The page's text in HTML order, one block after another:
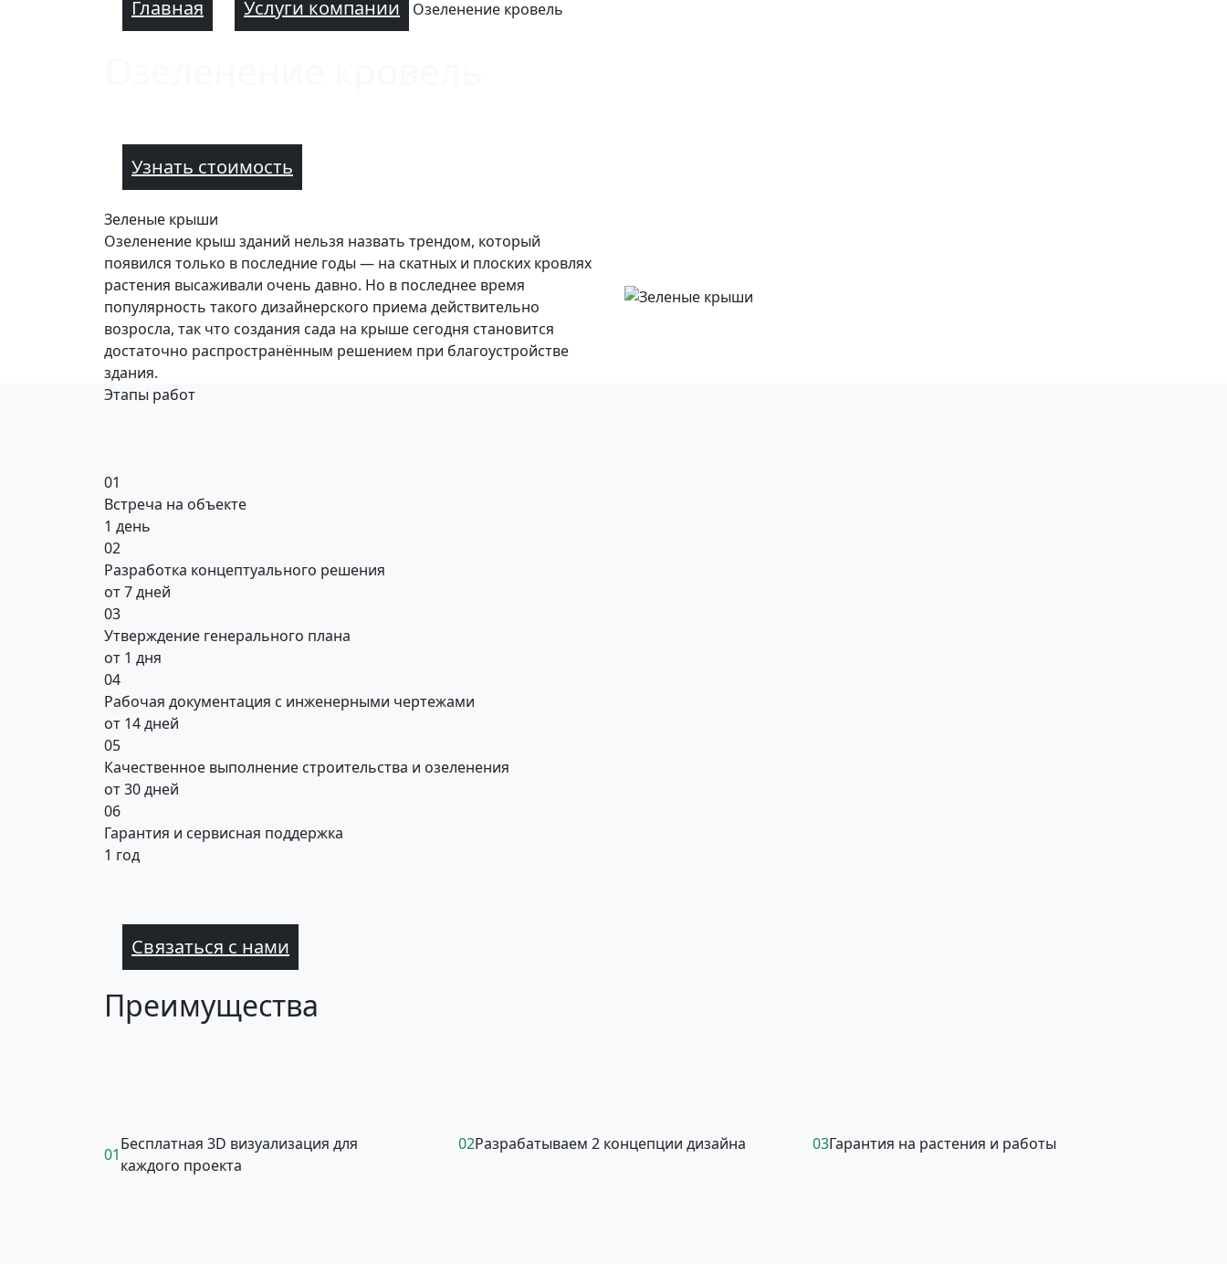
Главная Услуги компании Озеленение кровель
Узнать стоимость
Зеленые крыши
Озеленение крыш зданий нельзя назвать трендом, который
появился только в последние годы — на скатных и плоских кровлях
растения высаживали очень давно. Но в последнее время
популярность такого дизайнерского приема действительно
возросла, так что создания сада на крыше сегодня становится
достаточно распространённым решением при благоустройстве
здания.
Этапы работ
01
Встреча на объекте
1 день
02
Разработка концептуального решения
от 7 дней
03
Утверждение генерального плана
от 1 дня
04
Рабочая документация с инженерными чертежами
от 14 дней
05
Качественное выполнение строительства и озеленения
от 30 дней
06
Гарантия и сервисная поддержка
1 год
Связаться с нами
Преимущества
01
Бесплатная 3D визуализация для
каждого проекта
02Разрабатываем 2 концепции дизайна 03Гарантия на растения и работы